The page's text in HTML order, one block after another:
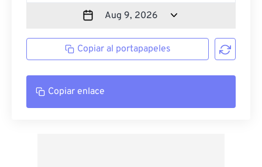
Copiar al portapapeles
Copiar enlace